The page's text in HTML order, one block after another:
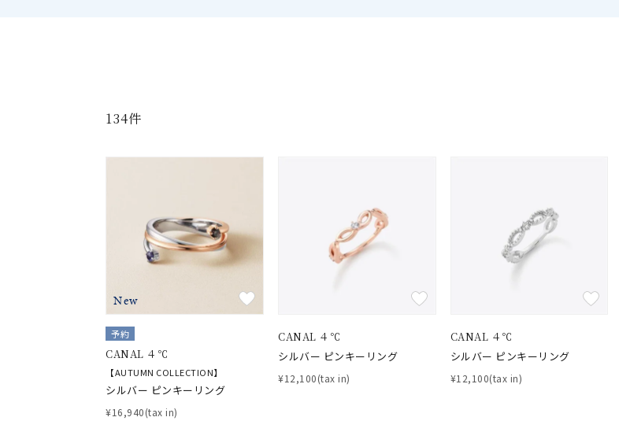
134件
New
予約
CANAL ４℃
【AUTUMN COLLECTION】
シルバー ピンキーリング
¥16,940(tax in)
CANAL ４℃
シルバー ピンキーリング
¥12,100(tax in)
CANAL ４℃
シルバー ピンキーリング
¥12,100(tax in)